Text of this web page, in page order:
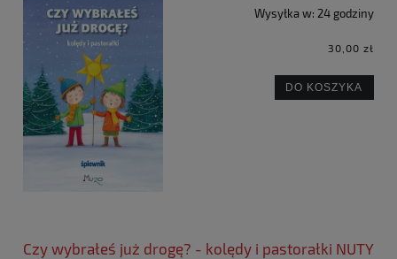
Wysyłka w: 24 godziny
30,00 zł
DO KOSZYKA
Czy wybrałeś już drogę? - kolędy i pastorałki NUTY